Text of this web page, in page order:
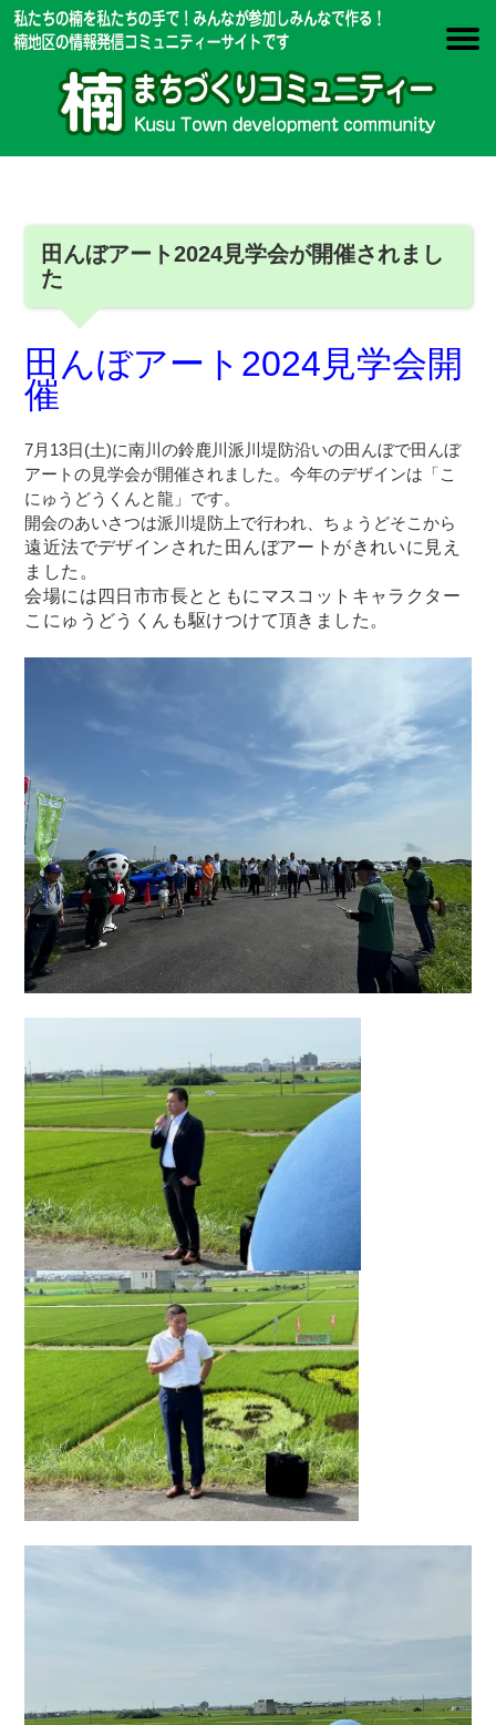
田んぼアート2024見学会が開催されまし
た
田んぼアート2024見学会開
催
7月13日(土)に南川の鈴鹿川派川堤防沿いの田んぼで田んぼ
アートの見学会が開催されました。今年のデザインは「こ
にゅうどうくんと龍」です。
開会のあいさつは派川堤防上で行われ、ちょうどそこから
遠近法でデザインされた 田んぼアートがきれいに見え
ました。
会場には四日市市長とともにマスコットキャラクター
こにゅうどうくんも駆けつけて頂きました。